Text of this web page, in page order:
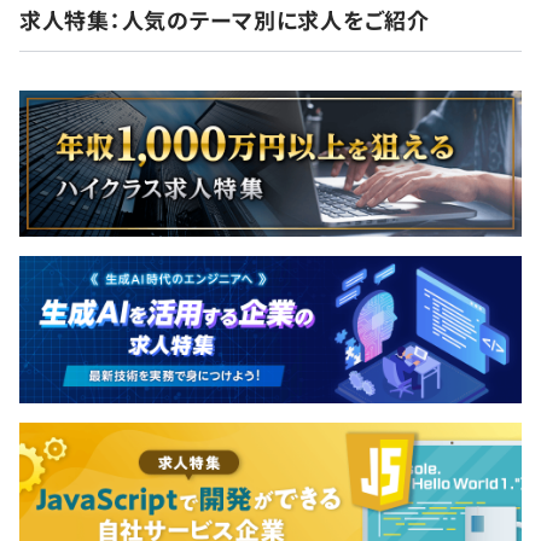
求人特集：人気のテーマ別に求人をご紹介